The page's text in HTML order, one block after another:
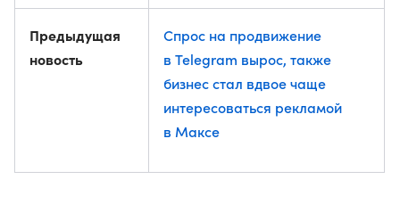
Предыдущая
новость
Спрос на продвижение
в Telegram вырос, также
бизнес стал вдвое чаще
интересоваться рекламой
в Максе